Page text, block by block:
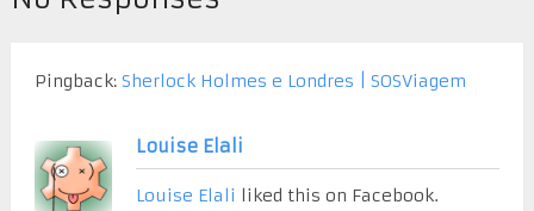
Pingback: Sherlock Holmes e Londres | SOSViagem
Louise Elali
Louise Elali liked this on Facebook.